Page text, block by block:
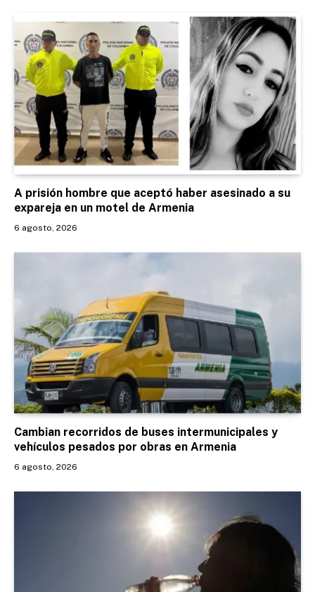
A prisión hombre que aceptó haber asesinado a su
expareja en un motel de Armenia
6 agosto, 2026
Cambian recorridos de buses intermunicipales y
vehículos pesados por obras en Armenia
6 agosto, 2026